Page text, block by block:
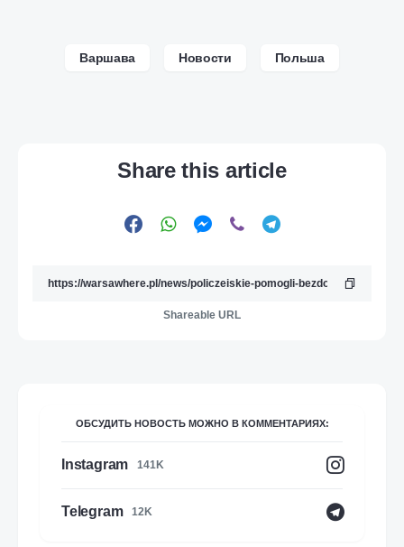
Варшава Новости Польша
Share this article
Shareable URL
ОБСУДИТЬ НОВОСТЬ МОЖНО В КОММЕНТАРИЯХ:
Instagram 141K
Telegram 12K